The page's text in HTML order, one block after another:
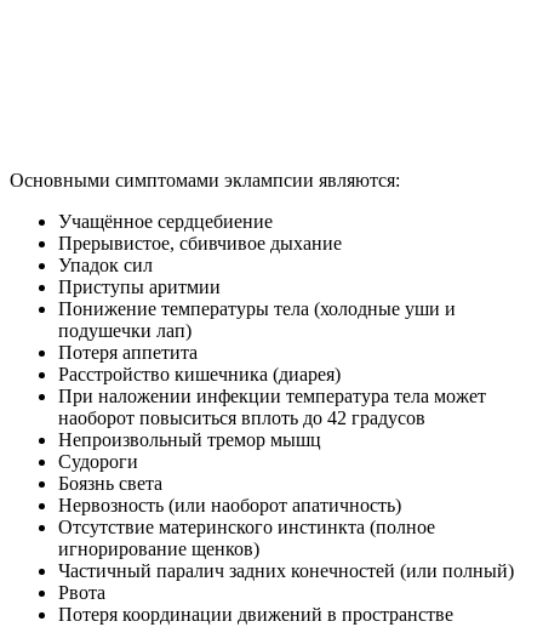
Основными симптомами эклампсии являются:
Учащённое сердцебиение
Прерывистое, сбивчивое дыхание
Упадок сил
Приступы аритмии
Понижение температуры тела (холодные уши и
подушечки лап)
Потеря аппетита
Расстройство кишечника (диарея)
При наложении инфекции температура тела может
наоборот повыситься вплоть до 42 градусов
Непроизвольный тремор мышц
Судороги
Боязнь света
Нервозность (или наоборот апатичность)
Отсутствие материнского инстинкта (полное
игнорирование щенков)
Частичный паралич задних конечностей (или полный)
Рвота
Потеря координации движений в пространстве